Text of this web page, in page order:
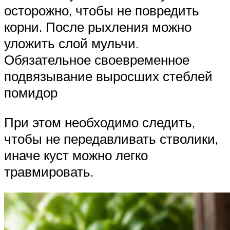
осторожно, чтобы не повредить
корни. После рыхления можно
уложить слой мульчи.
Обязательное своевременное
подвязывание выросших стеблей
помидор
При этом необходимо следить,
чтобы не передавливать стволики,
иначе куст можно легко
травмировать.